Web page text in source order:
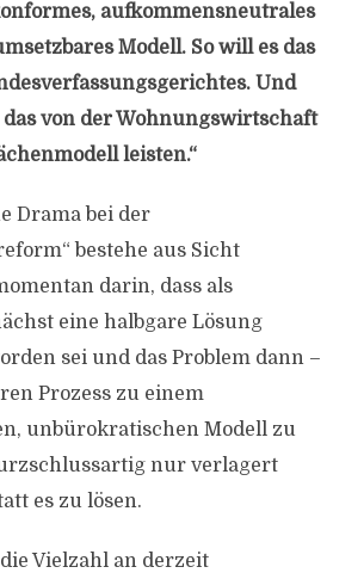
aufkommensneutrales
Modell. So will es das
Und
von der Wohnungswirtschaft
leisten.“
Drama bei der
bestehe aus Sicht
darin, dass als
eine halbgare Lösung
sei und das Problem dann –
Prozess zu einem
unbürokratischen Modell zu
nur verlagert
es zu lösen.
Vielzahl an derzeit